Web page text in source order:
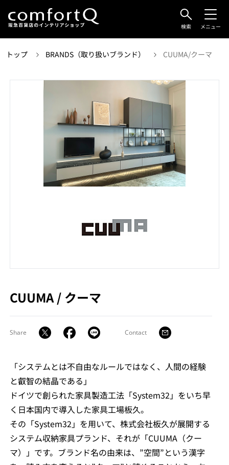
検索 メニュー
トップ BRANDS（取り扱いブランド） CUUMA/クーマ
CUUMA / クーマ
Share Contact
「システムとは不自由なルールではなく、人間の経験
と叡智の結晶である」
ドイツで創られた家具製造工法「System32」をいち早
く日本国内で導入した家具工場板久。
その「System32」を用いて、株式会社板久が展開する
システム収納家具プランド、それが「CUUMA（クー
マ）」です。ブランド名の由来は、”空間”という漢字